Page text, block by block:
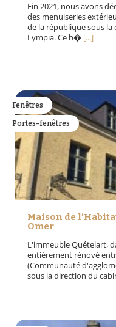
Fin 2021, nous avons
des menuiseries
de la république sous
Lympia. Ce b� [...]
Fenêtres
Portes-fenêtres
Maison de
Omer
L'immeuble Quételart,
entièrement rénové
(Communauté
sous la direction du